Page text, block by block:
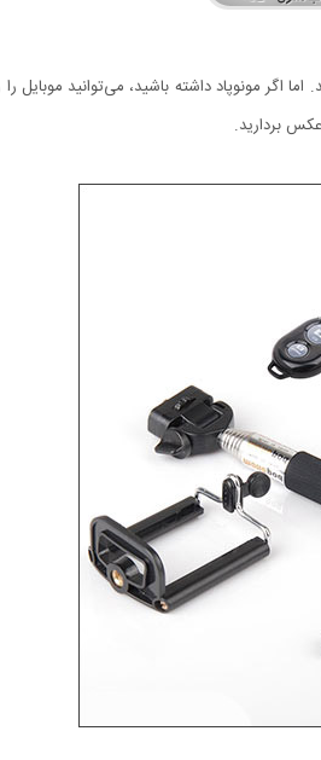
اگر مونوپاد داشته باشید، می‌توانید موبایل
بردارید.